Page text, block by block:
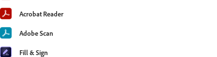
Acrobat Reader
Adobe Scan
Fill & Sign